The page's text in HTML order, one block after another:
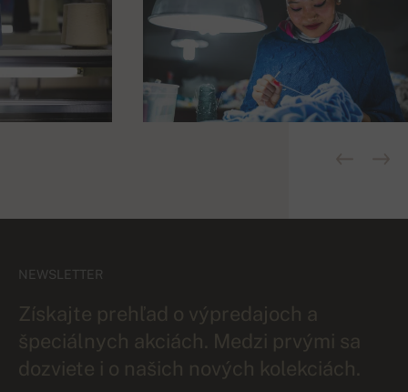
NEWSLETTER
Získajte prehľad o výpredajoch a
špeciálnych akciách. Medzi prvými sa
dozviete i o našich nových kolekciách.